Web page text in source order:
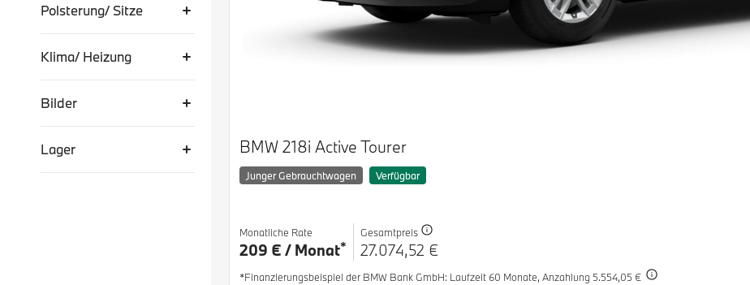
Polsterung/ Sitze
Klima/ Heizung
Bilder
Lager BMW 218i Active Tourer
Junger Gebrauchtwagen Verfügbar
Monatliche Rate
209 € / Monat*
Gesamtpreis
27.074,52 €
*Finanzierungsbeispiel der BMW Bank GmbH: Laufzeit 60 Monate, Anzahlung 5.554,05 €